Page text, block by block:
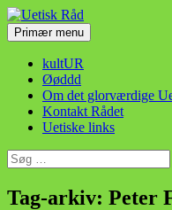
Hop
til
indhold
Uetisk Råd
SøgPrimær menu
kultUR
Øøddd
Om det glorværdige
Kontakt Rådet
Uetiske links
Søg
efter:
Tag-arkiv: Peter